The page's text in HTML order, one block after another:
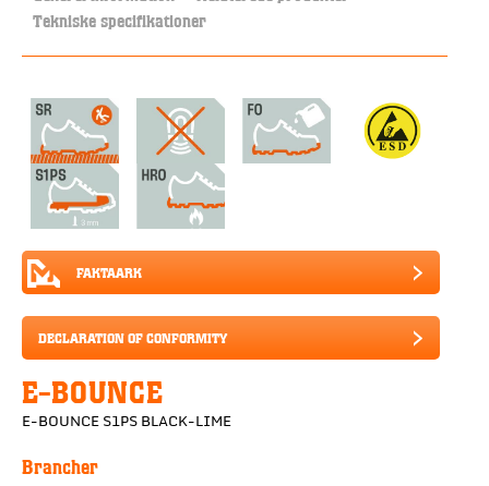
Tekniske specifikationer
FAKTAARK
DECLARATION OF CONFORMITY
E-BOUNCE
E-BOUNCE S1PS BLACK-LIME
Brancher